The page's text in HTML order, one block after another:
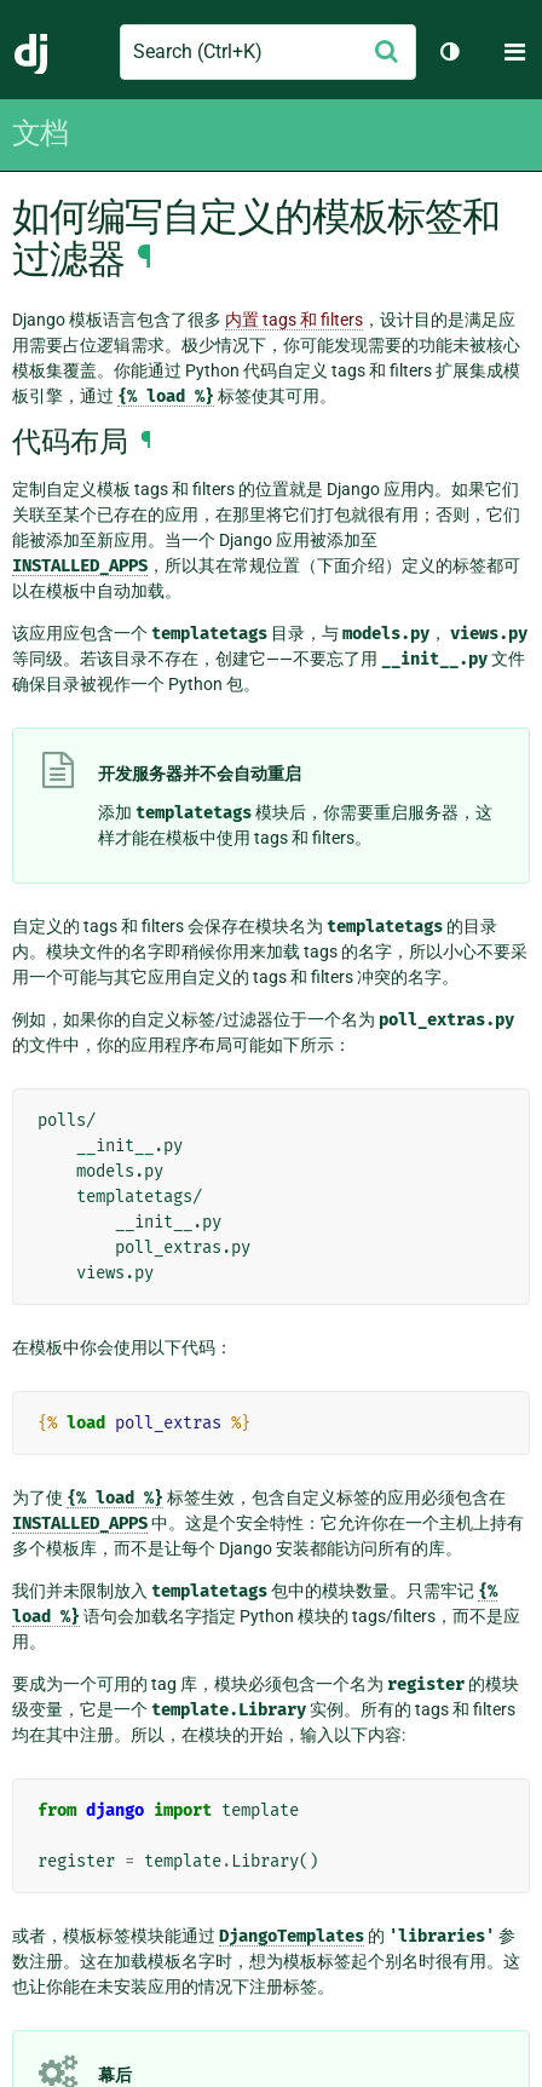
Django
Search
交
切换主题
文档
如何编写自定义的模板标签和
过滤器 ¶
Django 模板语言包含了很多 内置 tags 和 filters ，设计目的是满足应
用需要占位逻辑需求。极少情况下，你可能发现需要的功能未被核心
模板集覆盖。你能通过 Python 代码自定义 tags 和 filters 扩展集成模
板引擎，通过 {% load %} 标签使其可用。
代码布局 ¶
定制自定义模板 tags 和 filters 的位置就是 Django 应用内。如果它们
关联至某个已存在的应用，在那里将它们打包就很有用；否则，它们
能被添加至新应用。当一个 Django 应用被添加至
INSTALLED_APPS ，所以其在常规位置（下面介绍）定义的标签都可
以在模板中自动加载。
该应用应包含一个templatetags 目录，与models.py ， views.py
等同级。若该目录不存在，创建它——不要忘了用 __init__.py文件
确保目录被视作一个 Python 包。
开发服务器并不会自动重启
添加 templatetags模块后，你需要重启服务器，这
样才能在模板中使用 tags 和 filters。
自定义的 tags 和 filters 会保存在模块名为 templatetags 的目录
内。模块文件的名字即稍候你用来加载 tags 的名字，所以小心不要采
用一个可能与其它应用自定义的 tags 和 filters 冲突的名字。
例如，如果你的自定义标签/过滤器位于一个名为 poll_extras.py
的文件中，你的应用程序布局可能如下所示：
polls/
在模板中你会使用以下代码：
{% load poll_extras %}
为了使 {% load %} 标签生效，包含自定义标签的应用必须包含在
INSTALLED_APPS中。这是个安全特性：它允许你在一个主机上持有
多个模板库，而不是让每个 Django 安装都能访问所有的库。
我们并未限制放入 templatetags包中的模块数量。只需牢记 {%
load %} 语句会加载名字指定 Python 模块的 tags/filters，而不是应
用。
要成为一个可用的 tag 库，模块必须包含一个名为 register 的模块
级变量，它是一个template.Library实例。所有的 tags 和 filters
均在其中注册。所以，在模块的开始，输入以下内容:
from django import template
register = template. Library()
或者，模板标签模块能通过 DjangoTemplates 的 'libraries' 参
数注册。这在加载模板名字时，想为模板标签起个别名时很有用。这
也让你能在未安装应用的情况下注册标签。
幕后